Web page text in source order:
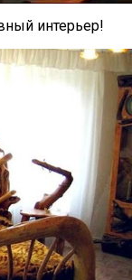
интерьер!